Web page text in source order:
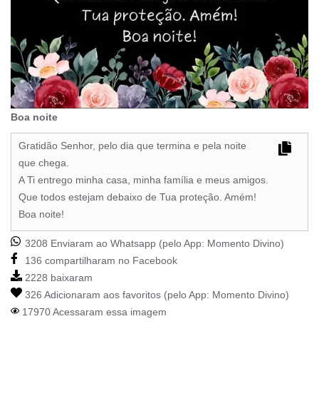
Boa noite
Gratidão Senhor, pelo dia que termina e pela noite
que chega.
A Ti entrego minha casa, minha família e meus amigos.
Que todos estejam debaixo de Tua proteção. Amém!
Boa noite!
3208 Enviaram ao Whatsapp (pelo App: Momento Divino)
136 compartilharam no Facebook
2228 baixaram
326 Adicionaram aos favoritos (pelo App: Momento Divino)
17970 Acessaram essa imagem